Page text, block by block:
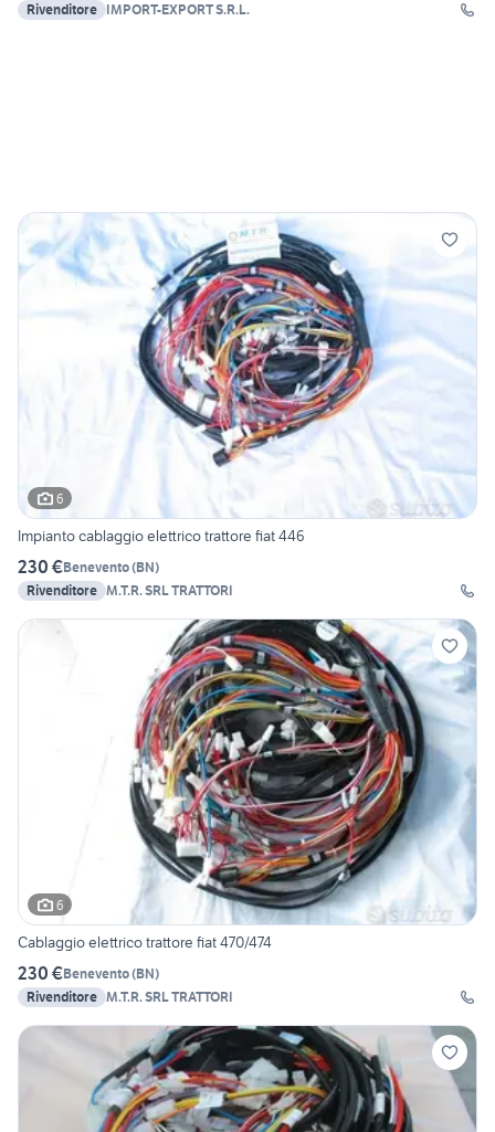
Rivenditore IMPORT-EXPORT S.R.L.
6
Impianto cablaggio elettrico trattore fiat 446
230 €Benevento(BN)
Rivenditore M.T.R. SRL TRATTORI
6
Cablaggio elettrico trattore fiat 470/474
230 €Benevento(BN)
Rivenditore M.T.R. SRL TRATTORI